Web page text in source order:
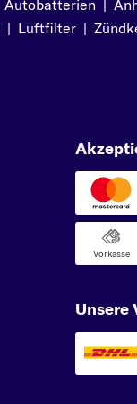
Autobatterien |
| Luftfilter |
Vorkasse
Unsere